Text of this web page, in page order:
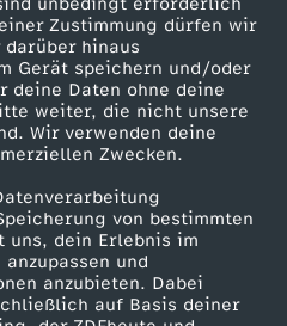
unbedingt erforderlich
Zustimmung dürfen wir
hinaus
Gerät speichern und/oder
deine Daten ohne deine
weiter, die nicht unsere
Wir verwenden deine
Zwecken.
von bestimmten
dein Erlebnis im
und
anzubieten. Dabei
auf Basis deiner
Service
ZDFmitreden
Kontakt zum ZDF
Tickets
Zuschauerservice
Hilfe